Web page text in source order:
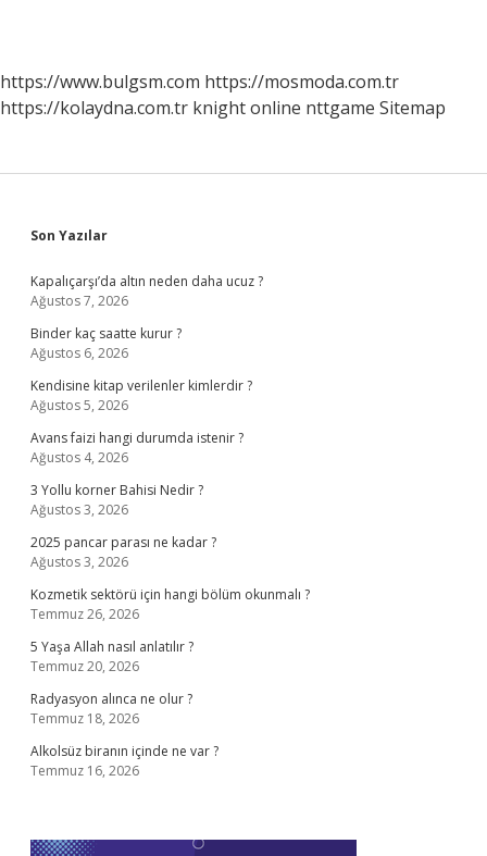
https://www.bulgsm.com https://mosmoda.com.tr
https://kolaydna.com.tr knight online nttgame Sitemap
Sidebar
Son Yazılar
Kapalıçarşı’da altın neden daha ucuz ?
Ağustos 7, 2026
Binder kaç saatte kurur ?
Ağustos 6, 2026
Kendisine kitap verilenler kimlerdir ?
Ağustos 5, 2026
Avans faizi hangi durumda istenir ?
Ağustos 4, 2026
3 Yollu korner Bahisi Nedir ?
Ağustos 3, 2026
2025 pancar parası ne kadar ?
Ağustos 3, 2026
Kozmetik sektörü için hangi bölüm okunmalı ?
Temmuz 26, 2026
5 Yaşa Allah nasıl anlatılır ?
Temmuz 20, 2026
Radyasyon alınca ne olur ?
Temmuz 18, 2026
Alkolsüz biranın içinde ne var ?
Temmuz 16, 2026